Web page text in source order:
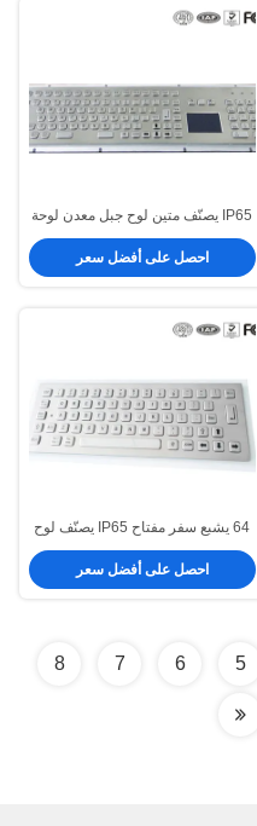
IP65 يصنّف متين لوح جبل معدن لوحة
مفاتيح مع _ لوحة_لوحات
المفاتيح_المفاتيحة_المفاتيحات_المفاتيح
_
في تصميم خاصّ
احصل على أفضل سعر
64 يشبع سفر مفتاح IP65 يصنّف لوح
جبل لوحة مفاتيح لصناعيّ كشك تطبيق
احصل على أفضل سعر
5
6
7
8